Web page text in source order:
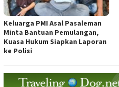
Keluarga PMI Asal Pasaleman
Minta Bantuan Pemulangan,
Kuasa Hukum Siapkan Laporan
ke Polisi